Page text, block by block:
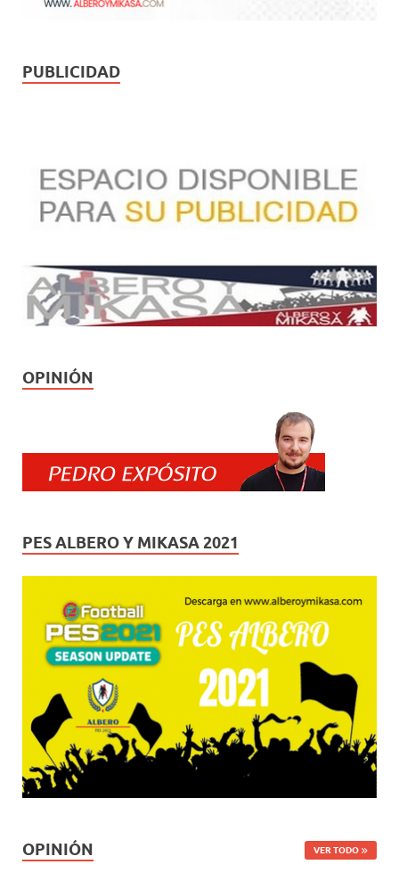
PUBLICIDAD
OPINIÓN
PES ALBERO Y MIKASA 2021
OPINIÓN VER TODO